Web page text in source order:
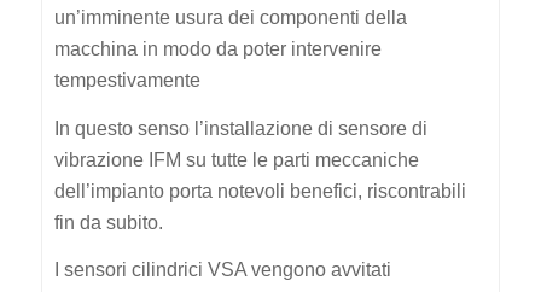
un’imminente usura dei componenti della
macchina in modo da poter intervenire
tempestivamente
In questo senso l’installazione di sensore di
vibrazione IFM su tutte le parti meccaniche
dell’impianto porta notevoli benefici, riscontrabili
fin da subito.
I sensori cilindrici VSA vengono avvitati